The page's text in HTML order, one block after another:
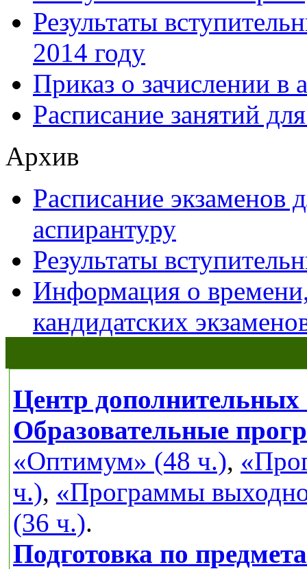
Результаты
2014 году
Приказ о зачислении в
Расписание занятий
Архив
Расписание экзаменов
аспирантуру
Результаты
Информация о
кандидатских
Центр дополнительных
Образовательные
«Оптимум» (48 ч.),
ч.), «Программы
(36 ч.).
Подготовка по